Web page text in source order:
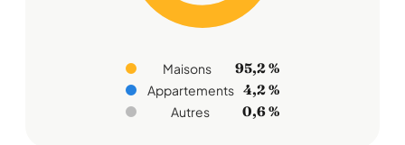
Maisons 95,2 %
Appartements 4,2 %
Autres 0,6 %